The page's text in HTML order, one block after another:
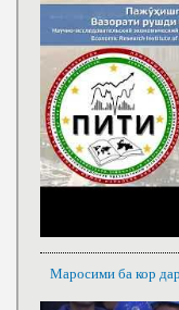
Маросими ба кор